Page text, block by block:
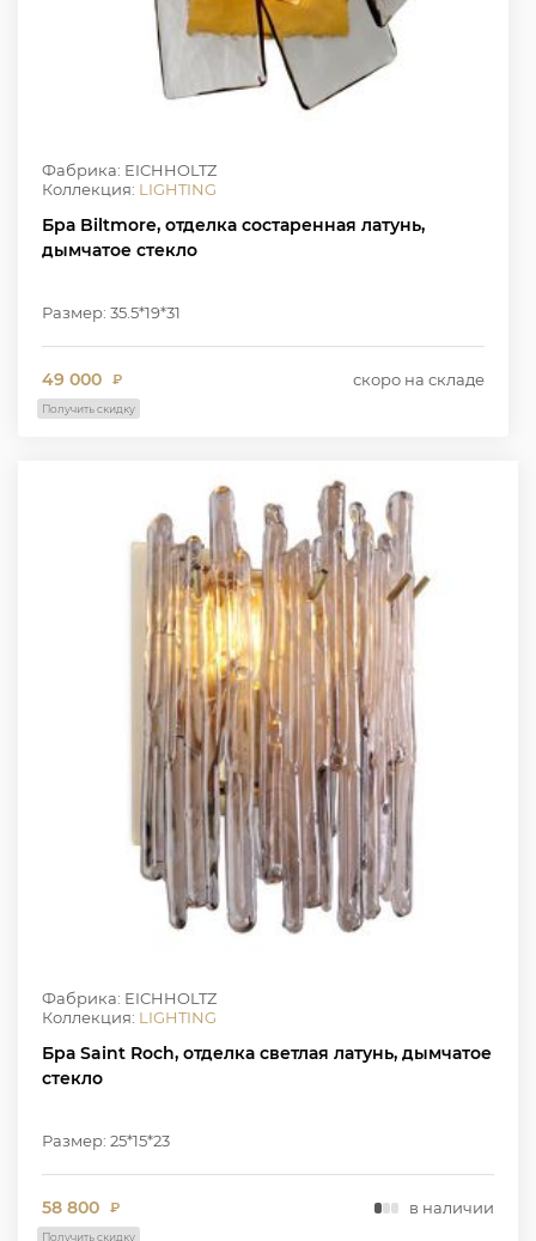
Фабрика: EICHHOLTZ
Коллекция: LIGHTING
Бра Biltmore, отделка состаренная латунь,
дымчатое стекло
Размер: 35.5*19*31
49 000 ₽ скоро на складе
Получить скидку
Фабрика: EICHHOLTZ
Коллекция: LIGHTING
Бра Saint Roch, отделка светлая латунь, дымчатое
стекло
Размер: 25*15*23
58 800 ₽ в наличии
Получить скидку